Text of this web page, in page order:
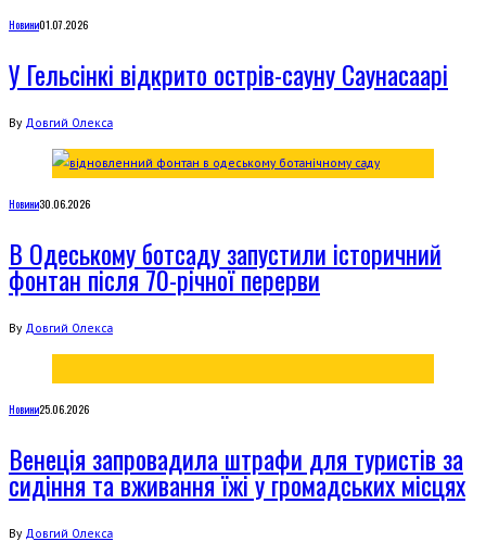
Новини01.07.2026
У Гельсінкі відкрито острів-сауну Саунасаарі
By Довгий Олекса
Новини30.06.2026
В Одеському ботсаду запустили історичний
фонтан після 70-річної перерви
By Довгий Олекса
Новини25.06.2026
Венеція запровадила штрафи для туристів за
сидіння та вживання їжі у громадських місцях
By Довгий Олекса